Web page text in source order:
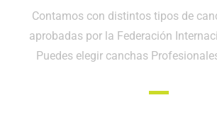
Contamos con distintos tipos de
aprobadas por la Federación
Puedes elegir canchas